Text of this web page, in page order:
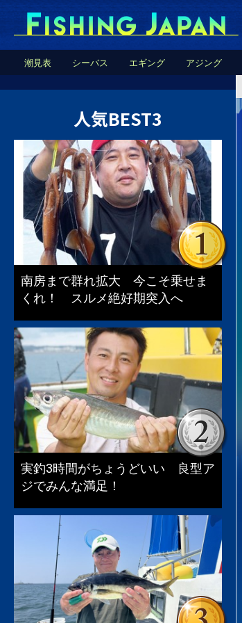
潮見表 シーバス エギング アジング
人気BEST3
南房まで群れ拡大 今こそ乗せま
くれ！ スルメ絶好期突入へ
実釣3時間がちょうどいい 良型ア
ジでみんな満足！